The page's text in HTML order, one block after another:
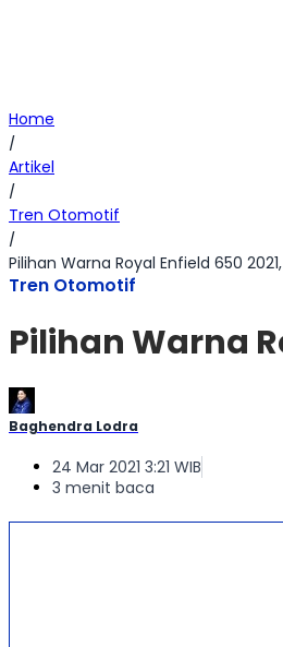
Home
/
Artikel
/
Tren Otomotif
/
Pilihan Warna Royal Enfield 650
Tren Otomotif
Pilihan Warna
Baghendra Lodra
24 Mar 2021 3:21 WIB
3 menit baca